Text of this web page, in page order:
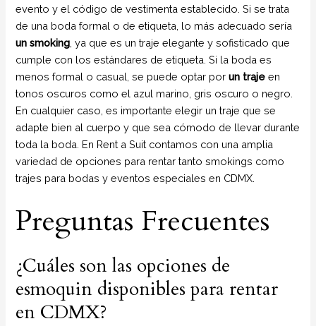
evento y el código de vestimenta establecido. Si se trata
de una boda formal o de etiqueta, lo más adecuado sería
un smoking , ya que es un traje elegante y sofisticado que
cumple con los estándares de etiqueta. Si la boda es
menos formal o casual, se puede optar porun traje en
tonos oscuros como el azul marino, gris oscuro o negro.
En cualquier caso, es importante elegir un traje que se
adapte bien al cuerpo y que sea cómodo de llevar durante
toda la boda. En Rent a Suit contamos con una amplia
variedad de opciones para rentar tanto smokings como
trajes para bodas y eventos especiales en CDMX.
Preguntas Frecuentes
¿Cuáles son las opciones de
esmoquin disponibles para rentar
en CDMX?